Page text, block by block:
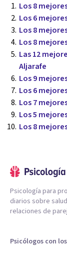
Los 8
Los 6
Los 8
Los 8
Las 12
Aljarafe
Los 9
Los 6
Los 7
Los 5
Los 8
Psicología para
diarios sobre
relaciones de
Psicólogos con